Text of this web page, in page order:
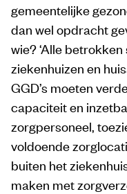
gemeentelijke
dan wel opdracht
wie? ‘Alle
ziekenhuizen en
GGD’s moeten
capaciteit en
zorgpersoneel,
voldoende
buiten het
maken met